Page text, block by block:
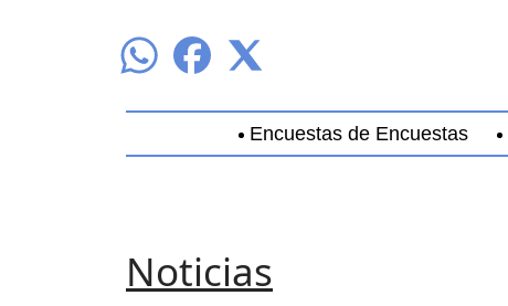
Encuestas de Encuestas
Noticias